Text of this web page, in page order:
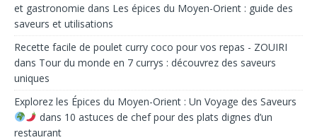
et gastronomie dans Les épices du Moyen-Orient : guide des
saveurs et utilisations
Recette facile de poulet curry coco pour vos repas - ZOUIRI
dans Tour du monde en 7 currys : découvrez des saveurs
uniques
Explorez les Épices du Moyen-Orient : Un Voyage des Saveurs
dans 10 astuces de chef pour des plats dignes d’un
restaurant